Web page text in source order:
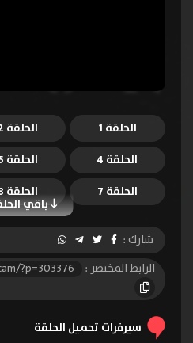
الحلقة 1 الحلقة 2
الحلقة 4
الحلقة 5
باقي
الحلقة 7 الحلقة 8
شارك :
الرابط المختصر :
?p=303376
سيرفرات تحميل الحلقة